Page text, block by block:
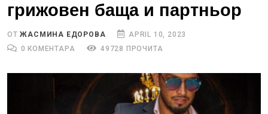
грижовен баща и партньор
ОТЖАСМИНА ЕДОРОВА
APRIL 10, 2023
0 КОМЕНТАРА
49728 ПРОЧИТА